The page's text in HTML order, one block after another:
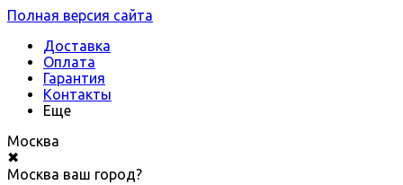
Полная версия сайта
Доставка
Оплата
Гарантия
Контакты
Еще
Москва
✖
Москва ваш город?